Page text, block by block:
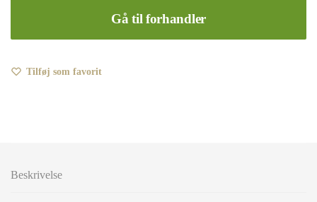
Gå til forhandler
Tilføj som favorit
Beskrivelse